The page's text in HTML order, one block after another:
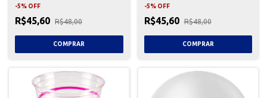
-5% OFF
R$45,60 R$48,00
-5% OFF
R$45,60 R$48,00